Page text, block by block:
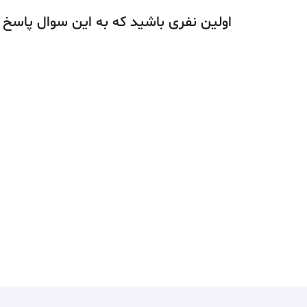
اولین نفری باشید که به این سوال